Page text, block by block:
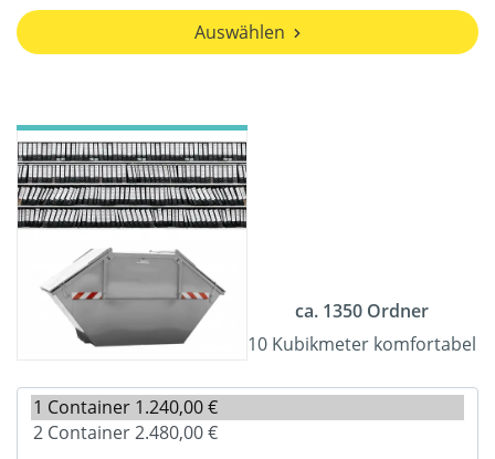
Auswählen
ca. 1350 Ordner
10 Kubikmeter komfortabel